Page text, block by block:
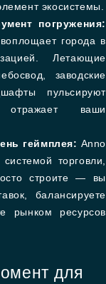
экосистемы.
погружения:
города в
Летающие
заводские
пульсируют
отражает ваши
геймплея: Anno
торговли,
строите — вы
балансируете
рынком ресурсов
для